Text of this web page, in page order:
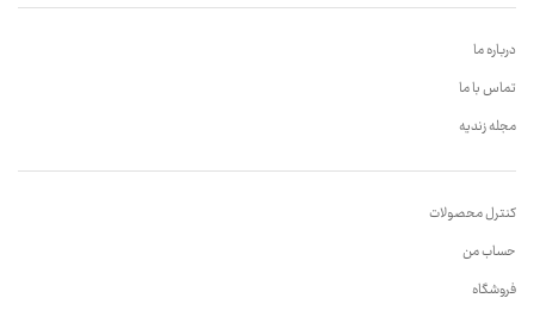
درباره ما
تماس با ما
مجله زندیه
کنترل محصولات
حساب من
فروشگاه